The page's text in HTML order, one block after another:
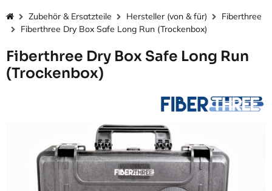
Zubehör & Ersatzteile Hersteller (von & für)
Fiberthree
Fiberthree Dry Box Safe Long Run (Trockenbox)
Fiberthree Dry Box Safe Long Run
(Trockenbox)